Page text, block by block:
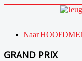
Naar
GRAND PRIX